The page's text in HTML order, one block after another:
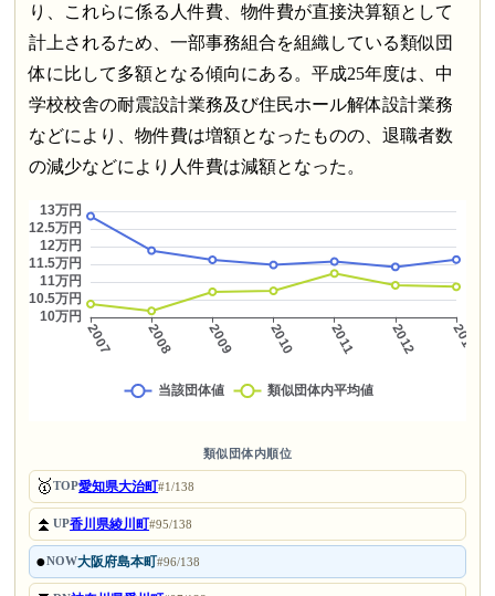
り、これらに係る人件費、物件費が直接決算額として
計上されるため、一部事務組合を組織している類似団
体に比して多額となる傾向にある。平成25年度は、中
学校校舎の耐震設計業務及び住民ホール解体設計業務
などにより、物件費は増額となったものの、退職者数
の減少などにより人件費は減額となった。
類似団体内順位
🥇TOP愛知県大治町#1/138
⏫UP香川県綾川町#95/138
●NOW大阪府島本町#96/138